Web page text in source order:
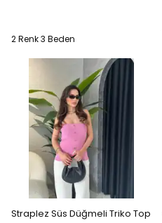
2 Renk 3 Beden
Straplez Süs Düğmeli Triko Top